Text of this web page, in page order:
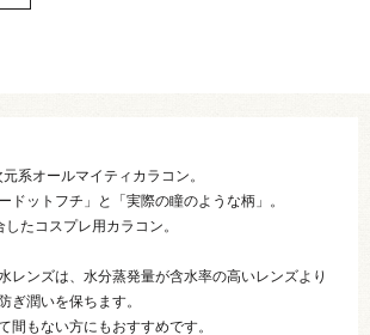
系オールマイティカラコン。
ドットフチ」と「実際の瞳のような柄」。
たコスプレ用カラコン。
レンズは、水分蒸発量が含水率の高いレンズより
ぎ潤いを保ちます。
間もない方にもおすすめです。